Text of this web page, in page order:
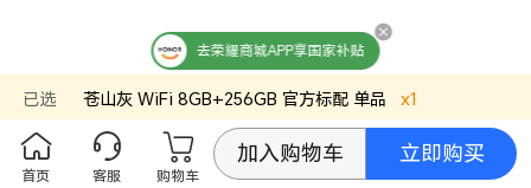
去荣耀商城APP享国家补贴
已选 苍山灰 WiFi 8GB+256GB 官方标配 单品 x1
首页 客服 购物车
加入购物车 立即购买